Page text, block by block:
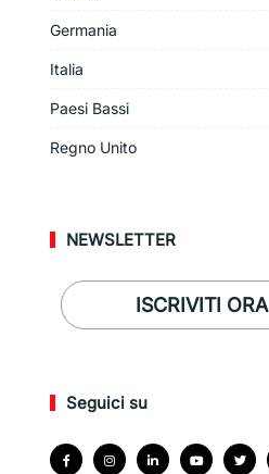
Germania
Italia
Paesi Bassi
Regno Unito
NEWSLETTER
ISCRIVITI ORA
Seguici su